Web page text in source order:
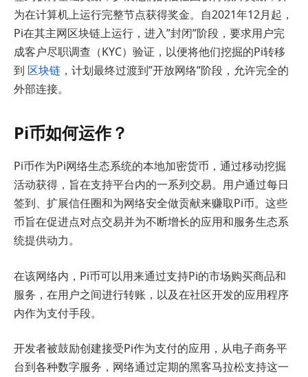
为在计算机上运行完整节点获得奖金。自2021年12月起，
Pi在其主网区块链上运行，进入”封闭”阶段，要求用户完
成客户尽职调查（KYC）验证，以便将他们挖掘的Pi转移
到 区块链 ，计划最终过渡到”开放网络”阶段，允许完全的
外部连接。
Pi币如何运作？
Pi币作为Pi网络生态系统的本地加密货币，通过移动挖掘
活动获得，旨在支持平台内的一系列交易。用户通过每日
签到、扩展信任圈和为网络安全做贡献来赚取Pi币。这些
币旨在促进点对点交易并为不断增长的应用和服务生态系
统提供动力。
在该网络内，Pi币可以用来通过支持Pi的市场购买商品和
服务，在用户之间进行转账，以及在社区开发的应用程序
内作为支付手段。
开发者被鼓励创建接受Pi作为支付的应用，从电子商务平
台到各种数字服务，网络通过定期的黑客马拉松支持这一